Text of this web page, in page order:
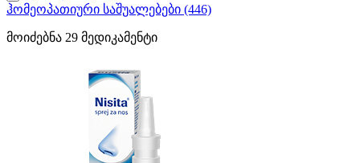
ჰომეოპათიური საშუალებები (446)
მოიძებნა 29 მედიკამენტი